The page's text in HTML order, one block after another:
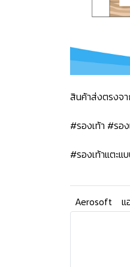
สินค้าส่งตรงจ
#รองเท้า #รอ
#รองเท้าแตะ
Aerosoft แ